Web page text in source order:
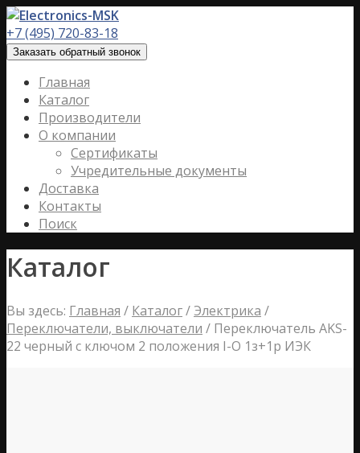
+7 (495) 720-83-18
Заказать обратный звонок
Главная
Каталог
Производители
О компании
Сертификаты
Учредительные документы
Доставка
Контакты
Поиск
Каталог
Вы здесь: Главная / Каталог/ Электрика /
Переключатели, выключатели / Переключатель АKS-
22 черный с ключом 2 положения I-O 1з+1р ИЭК